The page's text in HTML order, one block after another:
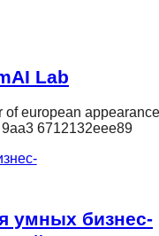
Lab
умных бизнес-